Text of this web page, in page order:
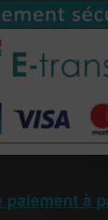
paiement à